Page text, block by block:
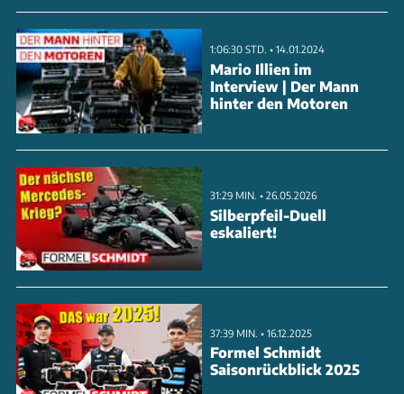
1:06:30 STD. • 14.01.2024
Mario Illien im
Interview | Der Mann
hinter den Motoren
31:29 MIN. • 26.05.2026
Silberpfeil-Duell
eskaliert!
37:39 MIN. • 16.12.2025
Formel Schmidt
Saisonrückblick 2025